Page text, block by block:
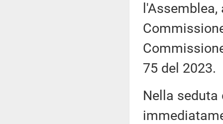
75 del 2023.
Nella